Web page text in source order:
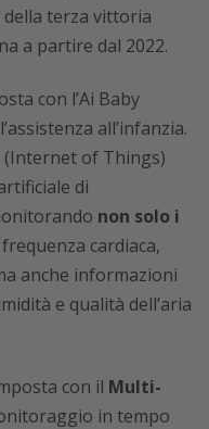
terza vittoria
a partire dal 2022.
con l’Ai Baby
all’infanzia.
(Internet of Things)
di
non solo i
cardiaca,
anche informazioni
e qualità dell’aria
con il Multi-
in tempo